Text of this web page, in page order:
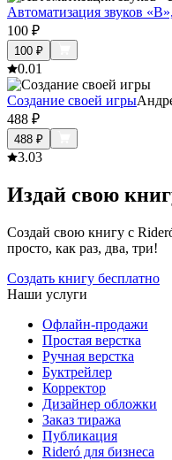
Автоматизация звуков
100 ₽
100 ₽
0.01
Создание своей игры
488 ₽
488 ₽
3.03
Издай свою
Создай свою книгу с
просто, как раз, два, три!
Создать книгу бесплатно
Наши услуги
Офлайн-продажи
Простая верстка
Ручная верстка
Буктрейлер
Корректор
Дизайнер обложки
Заказ тиража
Публикация
Rideró для бизнеса